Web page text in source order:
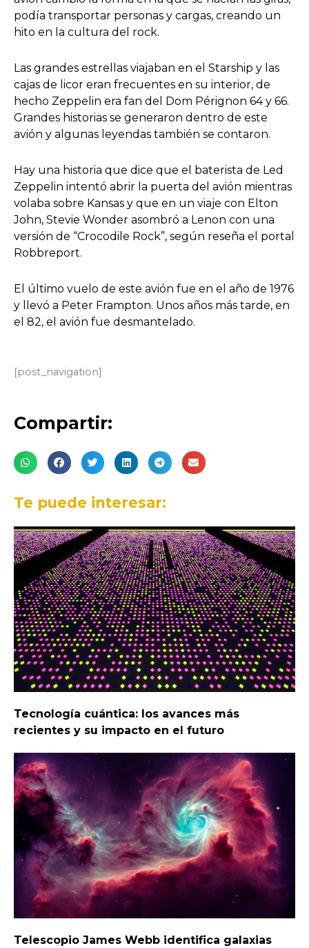
podía transportar personas y cargas, creando un
hito en la cultura del rock.
Las grandes estrellas viajaban en el Starship y las
cajas de licor eran frecuentes en su interior, de
hecho Zeppelin era fan del Dom Pérignon 64 y 66.
Grandes historias se generaron dentro de este
avión y algunas leyendas también se contaron.
Hay una historia que dice que el baterista de Led
Zeppelin intentó abrir la puerta del avión mientras
volaba sobre Kansas y que en un viaje con Elton
John, Stevie Wonder asombró a Lenon con una
versión de “Crocodile Rock”, según reseña el portal
Robbreport.
El último vuelo de este avión fue en el año de 1976
y llevó a Peter Frampton. Unos años más tarde, en
el 82, el avión fue desmantelado.
[post_navigation]
Compartir:
Te puede interesar:
Tecnología cuántica: los avances más
recientes y su impacto en el futuro
Telescopio James Webb identifica galaxias